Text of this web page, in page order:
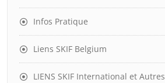
Infos Pratique
Liens SKIF Belgium
LIENS SKIF International et Autres